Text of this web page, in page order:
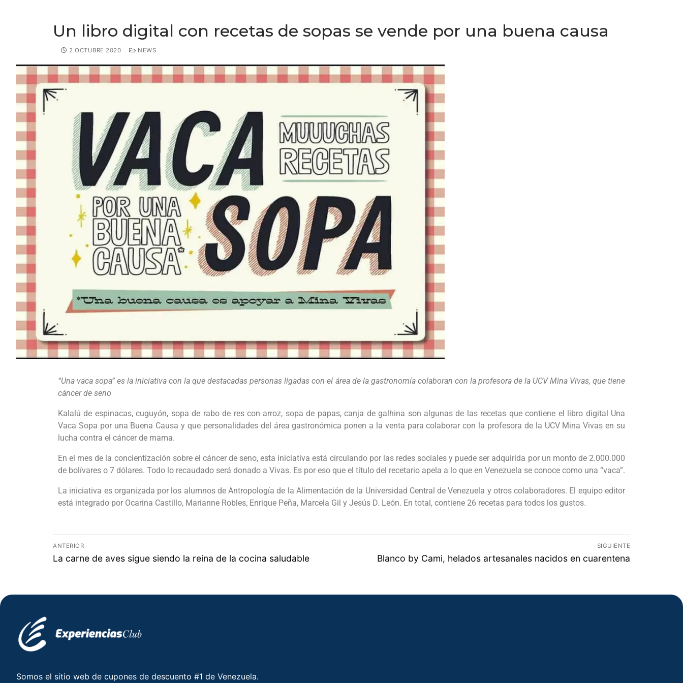
Un libro digital con recetas de sopas se vende por una buena causa
2 OCTUBRE 2020 NEWS
“Una vaca sopa” es la iniciativa con la que destacadas personas ligadas con el área de la gastronomía colaboran con la profesora de la UCV Mina Vivas, que tiene
cáncer de seno
Kalalú de espinacas, cuguyón, sopa de rabo de res con arroz, sopa de papas, canja de galhina son algunas de las recetas que contiene el libro digital Una
Vaca Sopa por una Buena Causa y que personalidades del área gastronómica ponen a la venta para colaborar con la profesora de la UCV Mina Vivas en su
lucha contra el cáncer de mama.
En el mes de la concientización sobre el cáncer de seno, esta iniciativa está circulando por las redes sociales y puede ser adquirida por un monto de 2.000.000
de bolívares o 7 dólares. Todo lo recaudado será donado a Vivas. Es por eso que el título del recetario apela a lo que en Venezuela se conoce como una “vaca”.
La iniciativa es organizada por los alumnos de Antropología de la Alimentación de la Universidad Central de Venezuela y otros colaboradores. El equipo editor
está integrado por Ocarina Castillo, Marianne Robles, Enrique Peña, Marcela Gil y Jesús D. León. En total, contiene 26 recetas para todos los gustos.
ANTERIOR
La carne de aves sigue siendo la reina de la cocina saludable
SIGUIENTE
Blanco by Cami, helados artesanales nacidos en cuarentena
Somos el sitio web de cupones de descuento #1 de Venezuela.